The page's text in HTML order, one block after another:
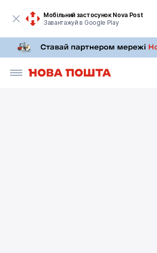
Мобільний застосунок Nova Post
Завантажуй в Google Play